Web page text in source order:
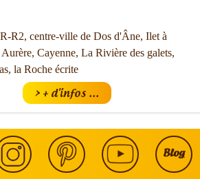
R2, centre-ville de Dos d'Âne, Ilet à
Cayenne, La Rivière des galets,
la Roche écrite
> + d'infos ...